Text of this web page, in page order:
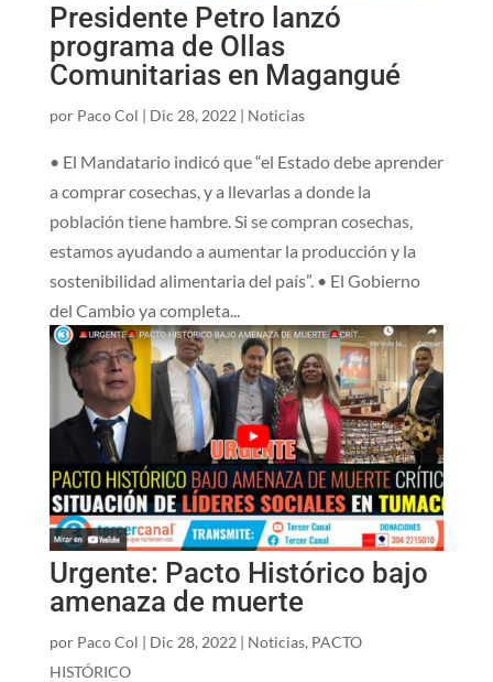
Presidente Petro lanzó
programa de Ollas
Comunitarias en Magangué
por Paco Col | Dic 28, 2022 | Noticias
• El Mandatario indicó que “el Estado debe aprender
a comprar cosechas, y a llevarlas a donde la
población tiene hambre. Si se compran cosechas,
estamos ayudando a aumentar la producción y la
sostenibilidad alimentaria del país”. • El Gobierno
del Cambio ya completa...
Urgente: Pacto Histórico bajo
amenaza de muerte
por Paco Col | Dic 28, 2022 | Noticias, PACTO
HISTÓRICO